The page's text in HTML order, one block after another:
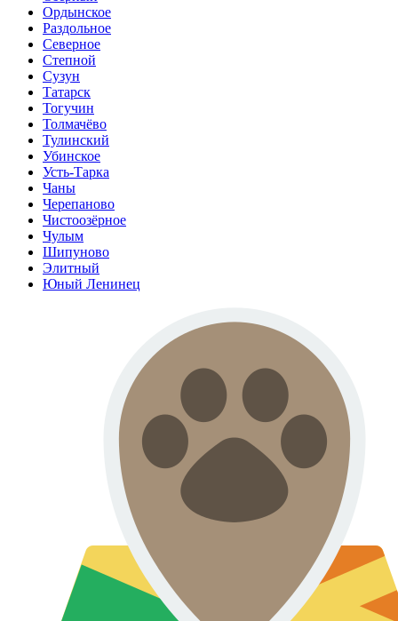
Ордынское
Раздольное
Северное
Степной
Сузун
Татарск
Тогучин
Толмачёво
Тулинский
Убинское
Усть-Тарка
Чаны
Черепаново
Чистоозёрное
Чулым
Шипуново
Элитный
Юный Ленинец